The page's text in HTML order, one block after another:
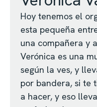
Hoy tenemos el
esta pequeña
una compañera y
Verónica es una
según la ves, y
por bandera, si te
a hacer, y eso